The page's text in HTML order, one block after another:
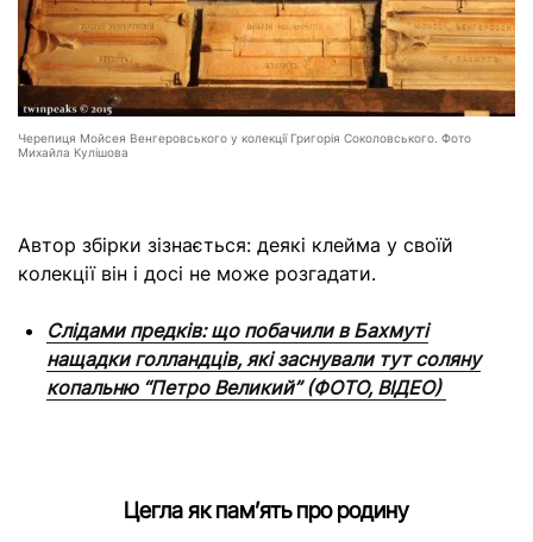
Черепиця Мойсея Венгеровського у колекції Григорія Соколовського. Фото
Михайла Кулішова
Автор збірки зізнається: деякі клейма у своїй
колекції він і досі не може розгадати.
Слідами предків: що побачили в Бахмуті
нащадки голландців, які заснували тут соляну
копальню “Петро Великий” (ФОТО, ВІДЕО)
Цегла як пам’ять про родину